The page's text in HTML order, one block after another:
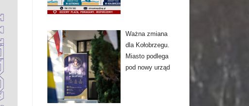
Ważna zmiana
dla Kołobrzegu.
Miasto podlega
pod nowy urząd